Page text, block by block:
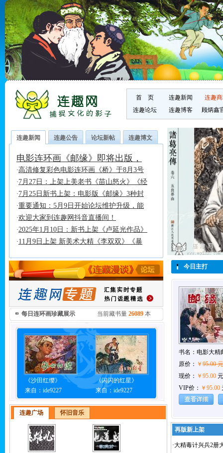
首 页 连趣新闻
连趣
连趣论坛
连趣博客 顾炳鑫
连趣新闻 连趣公告 论坛新帖 连趣博文
电影连环画《邮缘》即将出版，
·高清修复彩色电影连环画《桥》于8月3号
·7月27日：上架上美老书《苗山怒火》《经
·7月25日新书上架：电影版《邮缘》3种封
·重要通知：5月9日开始论坛维护升级，能
·欢迎大家到连趣网抖音直播间！
·2025年1月10日：新书上架《卢延光作品》
·11月9日上架 新美术大精《李双双》《暴
每日连环画珍藏展示 当前藏书量 26089 本
《沙田红缨》
来自：ide9227
《闪闪的红星》
来自：ide9227
连趣广场 怀旧音乐
今日主打
书名： 电影大精
原价： ￥ 95.00 元
现价： ￥95.00 元
VIP价： ￥95.00
再版新上
·大精毒计兴兵2册